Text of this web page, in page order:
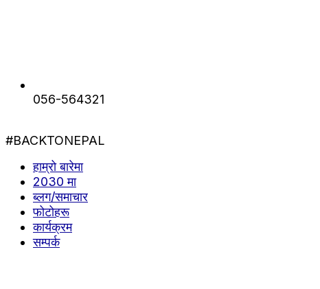
056-564321
#BACKTONEPAL
हाम्रो बारेमा
2030 मा
ब्लग/समाचार
फोटोहरू
कार्यक्रम
सम्पर्क